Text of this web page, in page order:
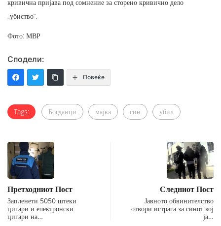
кривична пријава под сомнение за сторено кривично дело
„убиство“.
Фото: МВР
Сподели:
Повеќе
Tags: Богданци мајка син убил
Претходниот Пост
Запленети 5050 штеки
цигари и електронски
цигари на…
Следниот Пост
Јавното обвинителство
отвори истрага за синот кој
ја…